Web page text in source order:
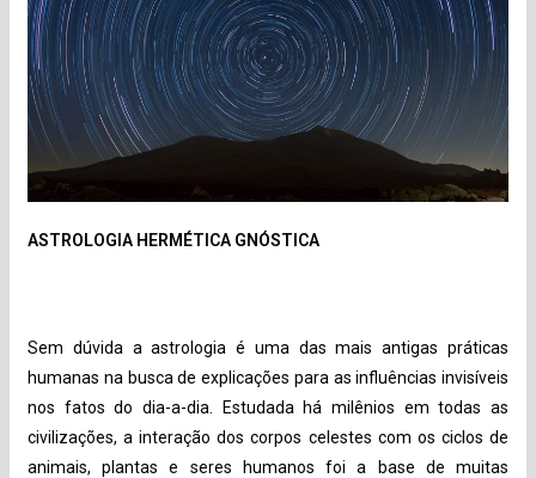
ASTROLOGIA HERMÉTICA GNÓSTICA
Sem dúvida a astrologia é uma das mais antigas práticas
humanas na busca de explicações para as influências invisíveis
nos fatos do dia-a-dia. Estudada há milênios em todas as
civilizações, a interação dos corpos celestes com os ciclos de
animais, plantas e seres humanos foi a base de muitas